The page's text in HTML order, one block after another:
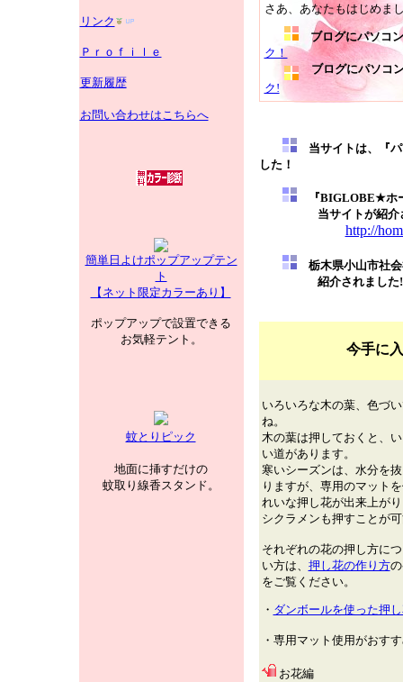
リンク
Ｐｒｏｆｉｌｅ
更新履歴
お問い合わせはこちらへ
簡単日よけポップアップテン
ト
【ネット限定カラーあり】
ポップアップで設置できる
お気軽テント。
蚊とりピック
地面に挿すだけの
蚊取り線香スタンド。
さあ、あなたもはじめま
ブログにパソコン
ク！
ブログにパソコ
ク!
当サイトは、『パ
した！
『BIGLOBE★ホー
当サイトが紹介さ
http://
栃木県小山市社会
紹介されました!
今手に
いろいろな木の葉、色づ
ね。
木の葉は押しておくと、
い道があります。
寒いシーズンは、水分を
りますが、専用のマット
れいな押し花が出来上が
シクラメンも押すことが
それぞれの花の押し方に
い方は、 押し花の作り方
をご覧ください。
・ ダンボールを使った押
・専用マット使用がおす
お花編